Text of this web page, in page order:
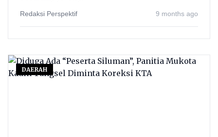
Redaksi Perspektif 9 months ago
DAERAH